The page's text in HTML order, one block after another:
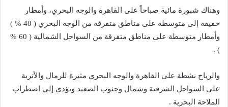
وهناك شبورة مائية صباحاً على القاهرة والوجه البحري، وأمطار
خفيفة إلى متوسطة على مناطق متفرقة من الوجه البحري ( 40 % )
وأمطار متوسطة على مناطق متفرقة من السواحل الشمالية ( 60 %
) .
والرياح نشطة على القاهرة والوجه البحري مثيرة للرمال والأتربة
على السواحل الشرقية وشمال وجنوب الصعيد وتؤدي إلى اضطراب
الملاحة البحرية .